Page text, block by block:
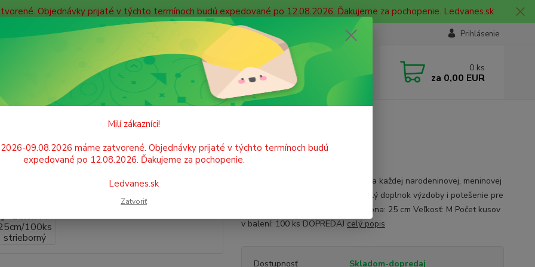
Objednávky prijaté v týchto termínoch budú expedované po 12.08.2026. Ďakujeme za pochopenie. Ledvanes.sk
údajov Doprava Prihlásenie
Hľadať
Neviete si rady? Zavolajte.
+421 908 755 958
Po. - Pia. od 9:00 hod. - 16:00 hod.
0 ks
za 0,00 EUR
Balóny Balón M 25cm/100ks strieborný
M 25cm/100ks strieborný
Nafukovací balón nesmie chýbať na každej narodeninovej, meninovej
či inej oslave alebo párty ako skvelý doplnok výzdoby i potešenie pre
deti. Farba: strieborná Priemer balóna: 25 cm Veľkosť: M Počet kusov
v balení: 100 ks DOPREDAJ celý popis
Dostupnosť Skladom-dopredaj
Milí zákazníci!
09.08.2026 máme zatvorené. Objednávky prijaté v týchto termínoch budú
expedované po 12.08.2026. Ďakujeme za pochopenie.
Ledvanes.sk
Zatvoriť